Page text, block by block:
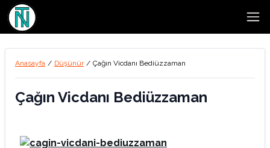
Anasayfa / Düşünür / Çağın Vicdanı Bediüzzaman
Çağın Vicdanı Bediüzzaman